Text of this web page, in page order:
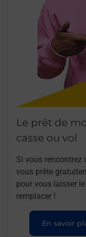
Le prêt de
casse ou vol
Si vous rencontrez
vous prête
pour vous laisser
remplacer !
En savoir